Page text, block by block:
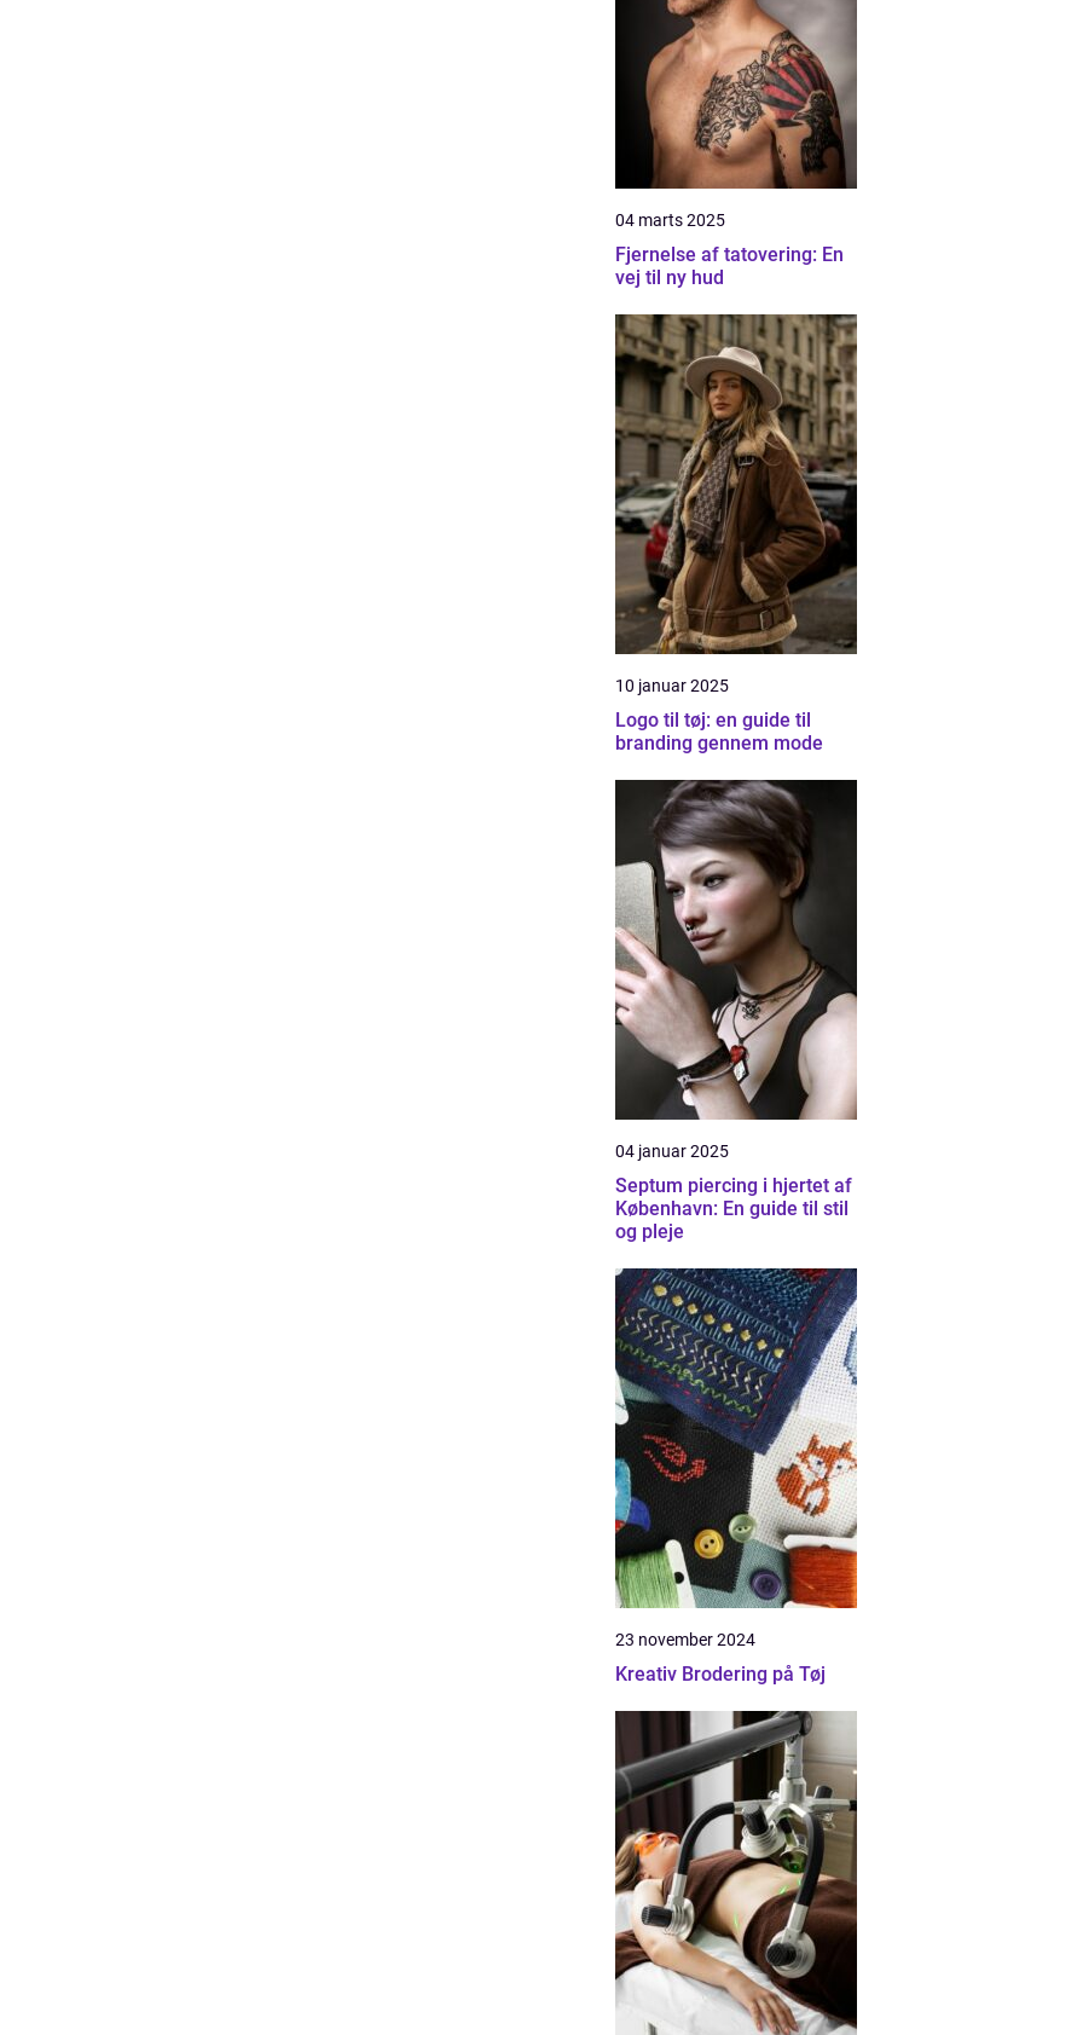
04 marts 2025
Fjernelse af tatovering: En
vej til ny hud
10 januar 2025
Logo til tøj: en guide til
branding gennem mode
04 januar 2025
Septum piercing i hjertet af
København: En guide til stil
og pleje
23 november 2024
Kreativ Brodering på Tøj